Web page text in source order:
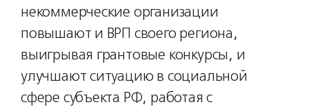
некоммерческие организации
повышают и ВРП своего региона,
выигрывая грантовые конкурсы, и
улучшают ситуацию в социальной
сфере субъекта РФ, работая с